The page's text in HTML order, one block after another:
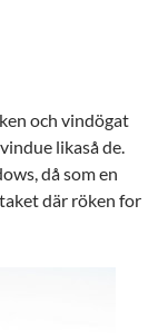
och vindögat
likaså de.
då som en
där röken for